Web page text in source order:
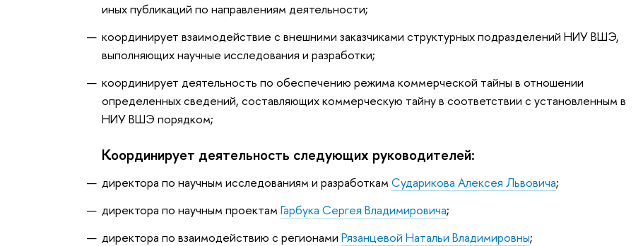
иных публикаций по направлениям деятельности;
координирует взаимодействие с внешними заказчиками структурных подразделений НИУ ВШЭ,
выполняющих научные исследования и разработки;
координирует деятельность по обеспечению режима коммерческой тайны в отношении
определенных сведений, составляющих коммерческую тайну в соответствии с установленным в
НИУ ВШЭ порядком;
Координирует деятельность следующих руководителей:
директора по научным исследованиям и разработкамСударикова Алексея Львовича;
директора по научным проектамГарбука Сергея Владимировича;
директора по взаимодействию с регионамиРязанцевой Натальи Владимировны;